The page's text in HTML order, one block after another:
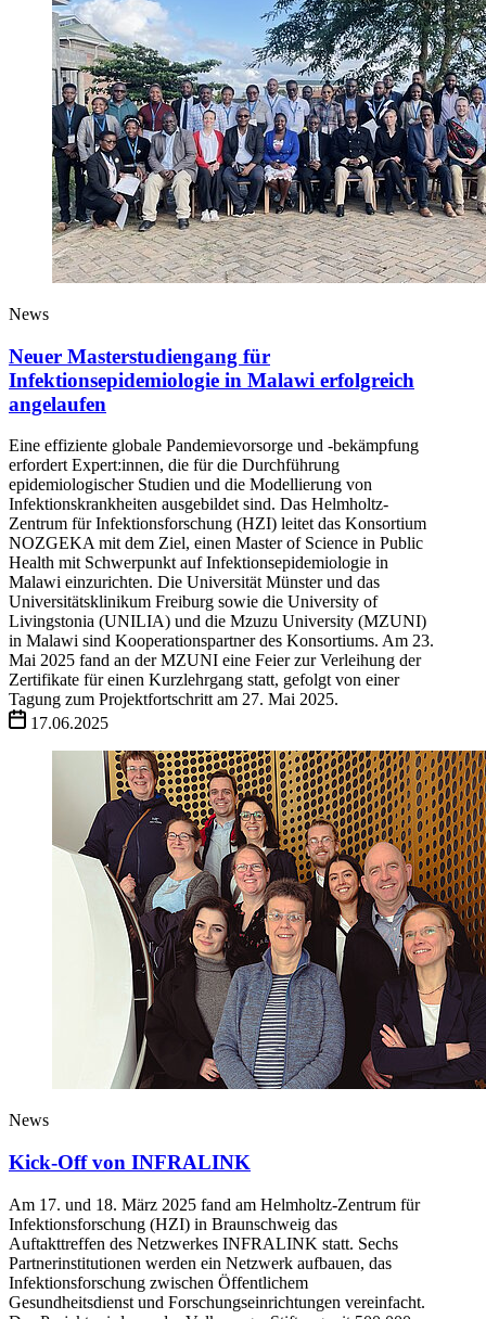
News
Neuer Masterstudiengang für
Infektionsepidemiologie in Malawi erfolgreich
angelaufen
Eine effiziente globale Pandemievorsorge und -bekämpfung
erfordert Expert:innen, die für die Durchführung
epidemiologischer Studien und die Modellierung von
Infektionskrankheiten ausgebildet sind. Das Helmholtz-
Zentrum für Infektionsforschung (HZI) leitet das Konsortium
NOZGEKA mit dem Ziel, einen Master of Science in Public
Health mit Schwerpunkt auf Infektionsepidemiologie in
Malawi einzurichten. Die Universität Münster und das
Universitätsklinikum Freiburg sowie die University of
Livingstonia (UNILIA) und die Mzuzu University (MZUNI)
in Malawi sind Kooperationspartner des Konsortiums. Am 23.
Mai 2025 fand an der MZUNI eine Feier zur Verleihung der
Zertifikate für einen Kurzlehrgang statt, gefolgt von einer
Tagung zum Projektfortschritt am 27. Mai 2025.
17.06.2025
News
Kick-Off von INFRALINK
Am 17. und 18. März 2025 fand am Helmholtz-Zentrum für
Infektionsforschung (HZI) in Braunschweig das
Auftakttreffen des Netzwerkes INFRALINK statt. Sechs
Partnerinstitutionen werden ein Netzwerk aufbauen, das
Infektionsforschung zwischen Öffentlichem
Gesundheitsdienst und Forschungseinrichtungen vereinfacht.